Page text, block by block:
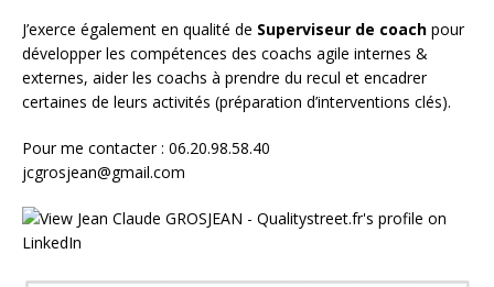
J’exerce également en qualité de Superviseur de coach pour
développer les compétences des coachs agile internes &
externes, aider les coachs à prendre du recul et encadrer
certaines de leurs activités (préparation d’interventions clés).
Pour me contacter : 06.20.98.58.40
jcgrosjean@gmail.com